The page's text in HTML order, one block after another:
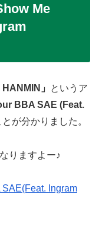
Me
HANMIN」
というア
BBA SAE (Feat.
が分かりました。
りますよー♪
Ingram